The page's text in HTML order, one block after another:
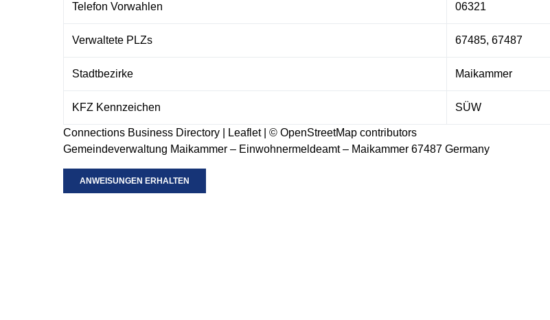
Telefon Vorwahlen 06321
Verwaltete PLZs 67485, 67487
Stadtbezirke Maikammer
KFZ Kennzeichen SÜW
Connections Business Directory Leaflet| © OpenStreetMap contributors
Gemeindeverwaltung Maikammer – Einwohnermeldeamt – Maikammer 67487 Germany
ANWEISUNGEN ERHALTEN